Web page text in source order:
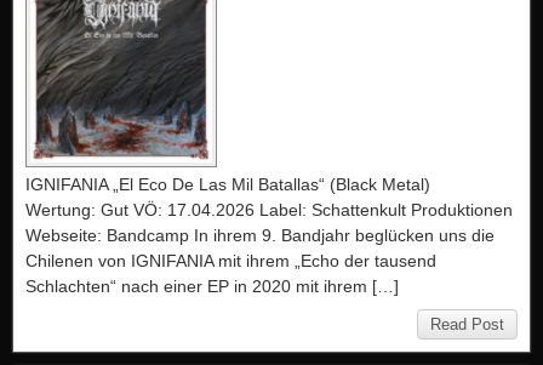
IGNIFANIA „El Eco De Las Mil Batallas“ (Black Metal)
Wertung: Gut VÖ: 17.04.2026 Label: Schattenkult Produktionen
Webseite: Bandcamp In ihrem 9. Bandjahr beglücken uns die
Chilenen von IGNIFANIA mit ihrem „Echo der tausend
Schlachten“ nach einer EP in 2020 mit ihrem […]
Read Post